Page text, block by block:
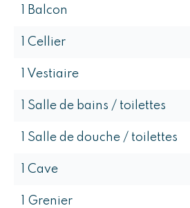
1 Balcon
1 Cellier
1 Vestiaire
1 Salle de bains / toilettes
1 Salle de douche / toilettes
1 Cave
1 Grenier